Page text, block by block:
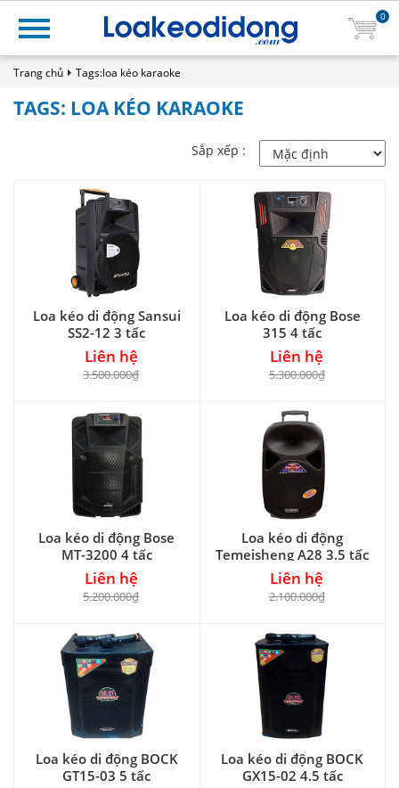
0
Trang chủ Tags:loa kéo karaoke
TAGS: LOA KÉO KARAOKE
Sắp xếp :
Loa kéo di động Sansui
SS2-12 3 tấc
Liên hệ
3.500.000₫
Loa kéo di động Bose
315 4 tấc
Liên hệ
5.300.000₫
Loa kéo di động Bose
MT-3200 4 tấc
Liên hệ
5.200.000₫
Loa kéo di động
Temeisheng A28 3.5 tấc
Liên hệ
2.100.000₫
Loa kéo di động BOCK
GT15-03 5 tấc
Loa kéo di động BOCK
GX15-02 4.5 tấc